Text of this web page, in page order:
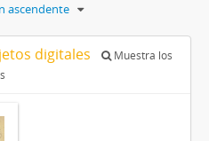
ascendente
digitales
Muestra los